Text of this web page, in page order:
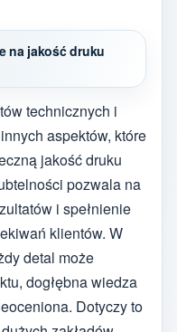
na jakość druku
technicznych i
aspektów, które
jakość druku
pozwala na
i spełnienie
klientów. W
detal może
dogłębna wiedza
Dotyczy to